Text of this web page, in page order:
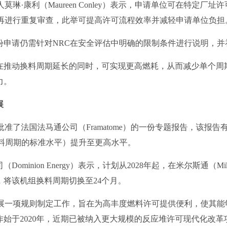
莫琳·康利（Maureen Conley）表示，申请单位可在特定厂址
进行重复审查，此举可提高许可流程效率并减轻申请单位负担
申请仍需针对NRC在安全评估中明确的限制条件进行说明，并
推动换料周期延长的同时，可实现更高燃耗，从而减少单个
准了法国法马通公司（Framatome）的一份专题报告，该报告
周期的标准水平）提升至更高水平。
Dominion Energy）表示，计划从2028年起，在米尔斯通（
该机组换料周期切换至24个月。
一项规则制定工作，旨在为高丰度燃料许可提供便利，使其
于2020年，近期已被纳入更大规模的反应堆许可现代化改革